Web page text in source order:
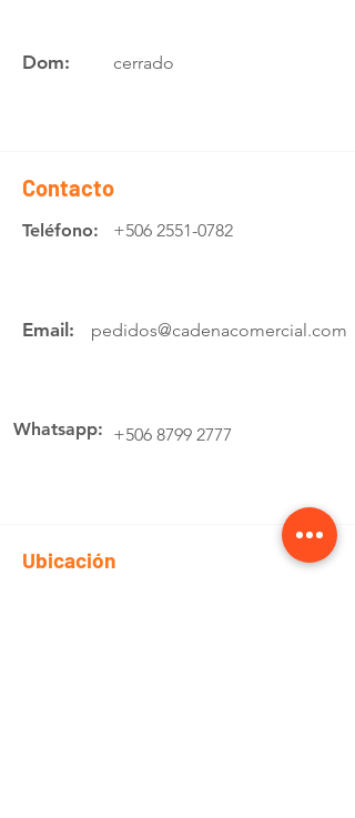
Dom: cerrado
Contacto
Teléfono: +506 2551-0782
Email: pedidos@cadenacomercial.com
Whatsapp: +506 8799 2777
Ubicación